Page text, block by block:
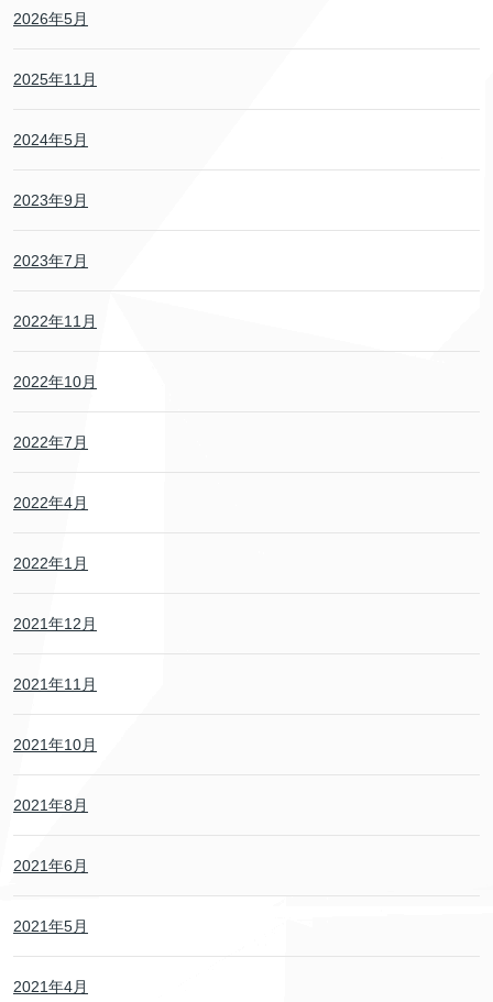
2026年5月
2025年11月
2024年5月
2023年9月
2023年7月
2022年11月
2022年10月
2022年7月
2022年4月
2022年1月
2021年12月
2021年11月
2021年10月
2021年8月
2021年6月
2021年5月
2021年4月